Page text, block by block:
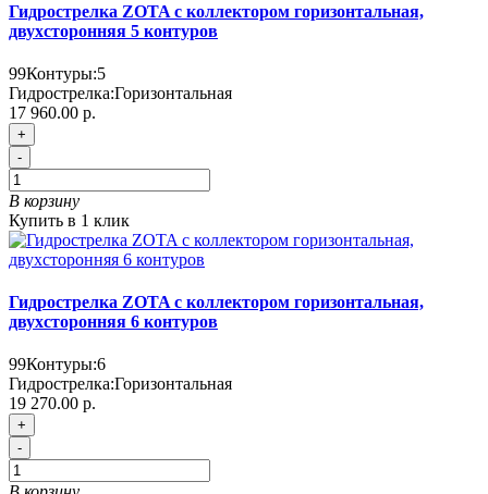
Гидрострелка ZOTA с коллектором горизонтальная,
двухсторонняя 5 контуров
99Контуры:5
Гидрострелка:Горизонтальная
17 960.00 р.
+
-
В корзину
Купить в 1 клик
Гидрострелка ZOTA с коллектором горизонтальная,
двухсторонняя 6 контуров
99Контуры:6
Гидрострелка:Горизонтальная
19 270.00 р.
+
-